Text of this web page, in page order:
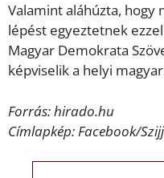
Valamint aláhúzta, hogy
lépést egyeztetnek
Magyar Demokrata
képviselik a helyi
Forrás: hirado.hu
Címlapkép: Facebook/